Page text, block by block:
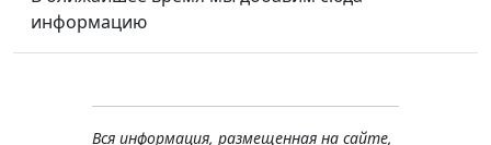
информацию
Вся информация, размещенная на сайте,